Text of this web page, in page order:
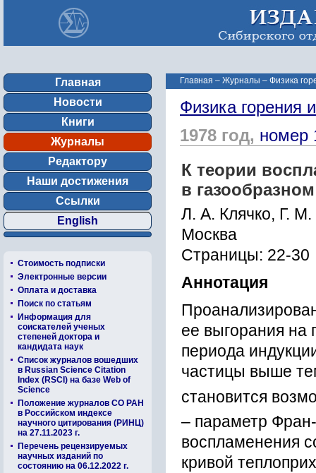
Главная
Новости
Книги
Журналы
Редактору
Наши достижения
Ссылки
English
Стоимость подписки
Электронные версии
Оплата и доставка
Поиск по статьям
Информация для
соискателей ученых
степеней доктора и
кандидата наук
Список журналов вошедших
в Russian Science Citation
Index (RSCI) на базе Web of
Science
Положение журналов СО РАН
в Российском индексе
научного цитирования (РИНЦ)
на 27.11.2023 г.
Перечень рецензируемых
научных изданий по
состоянию на 06.12.2022 г.
Главная – Журналы – Физика
Физика горения
1978 год, номер
К теории
в
Л. А. Клячко, Г. М.
Москва
Страницы: 22-30
Аннотация
ее выгорания на
периода
частицы выше
становится
– параметр
воспламенения
кривой